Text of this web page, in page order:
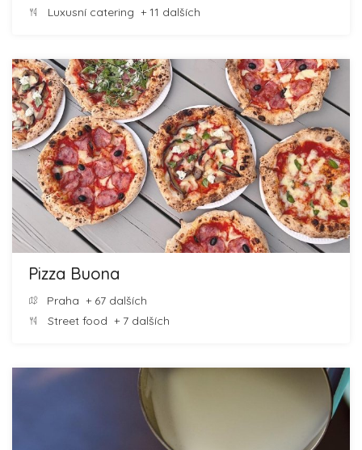
Luxusní catering + 11 dalších
Pizza Buona
Praha + 67 dalších
Street food + 7 dalších